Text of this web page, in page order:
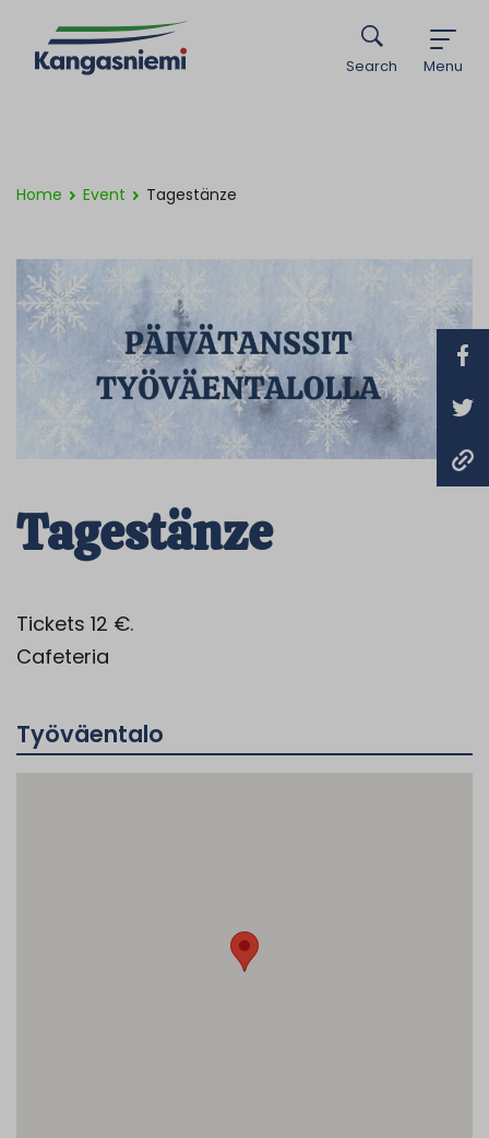
Menu
Search
Home Event Tagestänze
Tagestänze
Tickets 12 €.
Cafeteria
Työväentalo